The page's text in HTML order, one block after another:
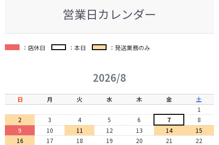
営業日カレンダー
：店休日 ：本日 ：発送業務のみ
2026/8
日 月 火 水 木 金
土
1
2
3 4 5 6 7
8
9
10 11 12 13 14
15
16
17 18 19 20 21
22